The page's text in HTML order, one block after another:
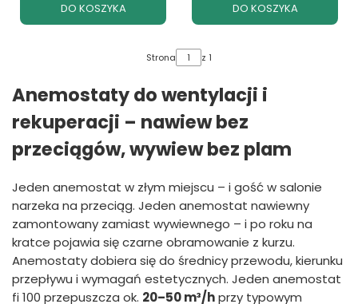
DO KOSZYKA DO KOSZYKA
Strona z 1
Anemostaty do wentylacji i
rekuperacji – nawiew bez
przeciągów, wywiew bez plam
Jeden anemostat w złym miejscu – i gość w salonie
narzeka na przeciąg. Jeden anemostat nawiewny
zamontowany zamiast wywiewnego – i po roku na
kratce pojawia się czarne obramowanie z kurzu.
Anemostaty dobiera się do średnicy przewodu, kierunku
przepływu i wymagań estetycznych. Jeden anemostat
fi 100 przepuszcza ok. 20–50 m³/hprzy typowym